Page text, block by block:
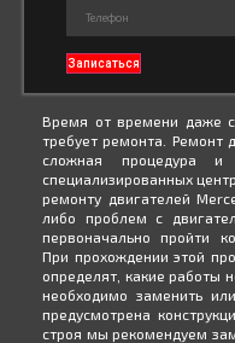
Записаться
Время от времени даже
требует ремонта. Ремонт
сложная процедура
специализированных
ремонту двигателей
либо проблем с
первоначально пройти
При прохождении этой
определят, какие работы
необходимо заменить
предусмотрена
строя мы рекомендуем